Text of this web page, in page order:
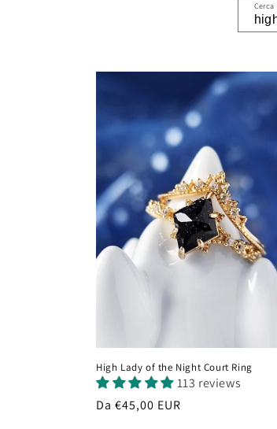
Cerca
High Lady of the Night Court Ring
113 reviews
Prezzo
Da €45,00 EUR